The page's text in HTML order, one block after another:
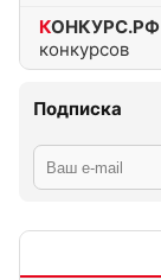
КОНКУРС.РФ
конкурсов
Подписка